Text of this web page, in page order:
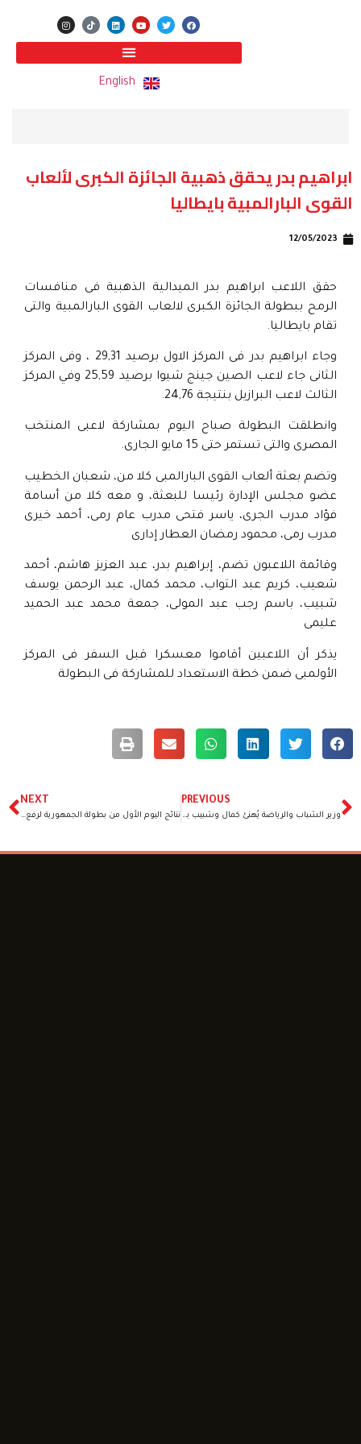
English
ابراهيم بدر يحقق ذهبية الجائزة الكبرى لألعاب
القوى البارالمبية بايطاليا
12/05/2023
حقق اللاعب ابراهيم بدر الميدالية الذهبية فى منافسات
الرمح ببطولة الجائزة الكبرى لالعاب القوى البارالمبية والتى
تقام بايطاليا.
وجاء ابراهيم بدر فى المركز الاول برصيد 29,31 ، وفى المركز
الثانى جاء لاعب الصين جينج شيوا برصيد 25,59 وفي المركز
الثالث لاعب البرازيل بنتيجة 24,76.
وانطلقت البطولة صباح اليوم بمشاركة لاعبى المنتخب
المصرى والتى تستمر حتى 15 مايو الجارى.
وتضم بعثة ألعاب القوى البارالمبى كلا من، شعبان الخطيب
عضو مجلس الإدارة رئيسا للبعثة، و معه كلا من أسامة
فؤاد مدرب الجرى، ياسر فتحى مدرب عام رمى، أحمد خيرى
مدرب رمى، محمود رمضان العطار إدارى
وقائمة اللاعبون تضم، إبراهيم بدر، عبد العزيز هاشم، أحمد
شعيب، كريم عبد التواب، محمد كمال، عبد الرحمن يوسف
شبيب، باسم رجب عبد المولى، جمعة محمد عبد الحميد
عليمى
يذكر أن اللاعبين أقاموا معسكرا قبل السفر فى المركز
الأولمبى ضمن خطة الاستعداد للمشاركة فى البطولة
PREVIOUS
وزير الشباب والرياضة يُهنئ كمال وشبيب بعد التتويج بذهبية وفضية بطولة الجائزة الكبرى لألعاب القوي البارالمبية بإيطاليا
NEXT
نتائج اليوم الأول من بطولة الجمهورية لرفع الأثقال البارالمبي